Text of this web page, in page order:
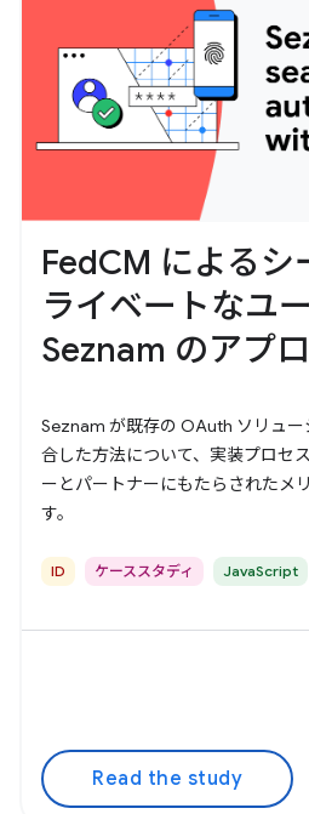
FedCM によるシ
ライベートなユ
Seznam のアプ
Seznam が既存の OAuth ソリュー
合した方法について、実装プロセ
ーとパートナーにもたらされたメ
す。
ID ケーススタディ JavaScript
Read the study